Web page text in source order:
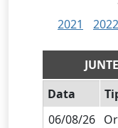
2021
2022
Data
06/08/26